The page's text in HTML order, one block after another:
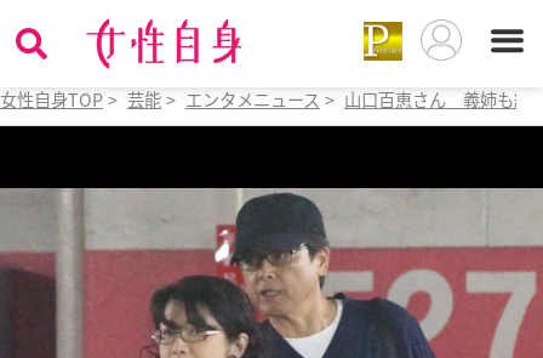
女性自身TOP > 芸能 > エンタメニュース > 山口百恵さん 義姉も絶